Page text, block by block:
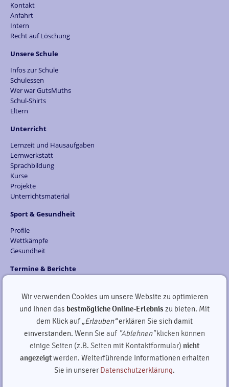
Kontakt
Anfahrt
Intern
Recht auf Löschung
Unsere Schule
Infos zur Schule
Schulessen
Wer war GutsMuths
Schul-Shirts
Eltern
Unterricht
Lernzeit und Hausaufgaben
Lernwerkstatt
Sprachbildung
Kurse
Projekte
Unterrichtsmaterial
Sport & Gesundheit
Profile
Wettkämpfe
Gesundheit
Termine & Berichte
Schuljahr - 2025/2026
Schuljahr - 2024/2025
Schuljahr - 2022/2023
Schuljahr - 2020/2021
Wir verwenden Cookies um unsere Website zu optimieren
und Ihnen das bestmögliche Online-Erlebniszu bieten. Mit
dem Klick auf„Erlauben“erklären Sie sich damit
einverstanden. Wenn Sie auf "Ablehnen"klicken können
einige Seiten (z.B. Seiten mit Kontaktformular) nicht
angezeigtwerden. Weiterführende Informationen erhalten
Sie in unserer Datenschutzerklärung.